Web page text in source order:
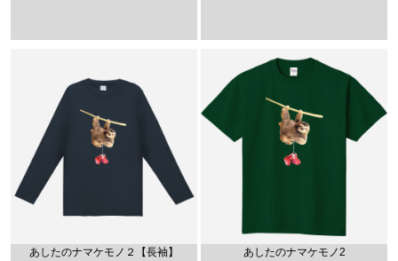
あしたのナマケモノ２【長袖】
あしたのナマケモノ2